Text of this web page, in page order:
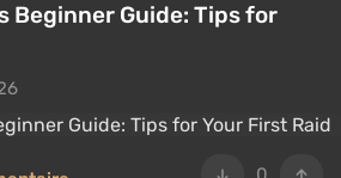
Beginner Guide: Tips for